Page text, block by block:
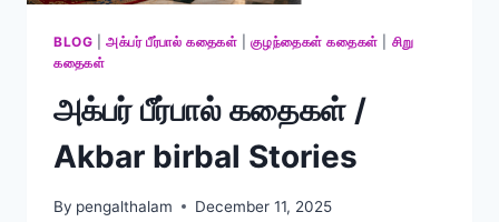
BLOG |அக்பர் பீர்பால் கதைகள் |குழந்தைகள் கதைகள்
சிறு
கதைகள்
அக்பர் பீர்பால் கதைகள் /
Akbar birbal Stories
By pengalthalam December 11, 2025